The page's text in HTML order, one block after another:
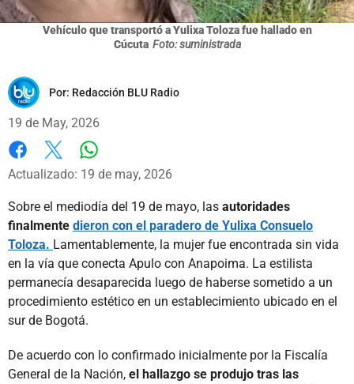
Vehículo que transportó a Yulixa Toloza fue hallado en
Cúcuta Foto: suministrada
Por: Redacción BLU Radio
19 de May, 2026
Facebook
X
Actualizado: 19 de may, 2026
Sobre el mediodía del 19 de mayo, las autoridades
finalmente dieron con el paradero de Yulixa Consuelo
Toloza. Lamentablemente, la mujer fue encontrada sin vida
en la vía que conecta Apulo con Anapoima. La estilista
permanecía desaparecida luego de haberse sometido a un
procedimiento estético en un establecimiento ubicado en el
sur de Bogotá.
De acuerdo con lo confirmado inicialmente por la Fiscalía
General de la Nación, el hallazgo se produjo tras las